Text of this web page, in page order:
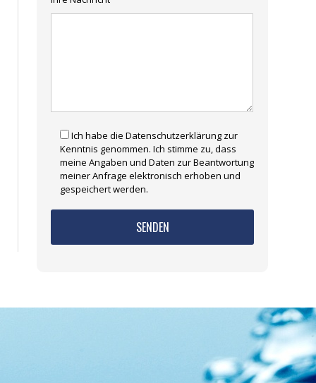
Ich habe die Datenschutzerklärung zur
Kenntnis genommen. Ich stimme zu, dass
meine Angaben und Daten zur Beantwortung
meiner Anfrage elektronisch erhoben und
gespeichert werden.